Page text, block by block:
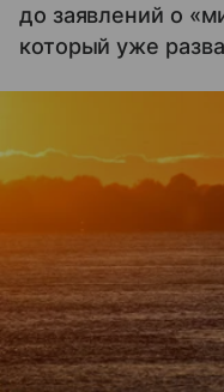
до заявлений о
который уже